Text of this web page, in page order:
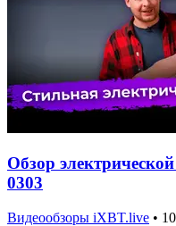
Обзор
0303
Видеообзоры iXBT.live •